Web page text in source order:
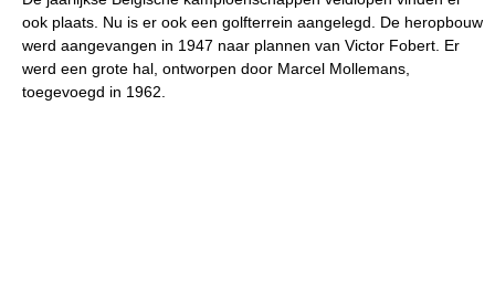
ook plaats. Nu is er ook een golfterrein aangelegd. De heropbouw
werd aangevangen in 1947 naar plannen van Victor Fobert. Er
werd een grote hal, ontworpen door Marcel Mollemans,
toegevoegd in 1962.